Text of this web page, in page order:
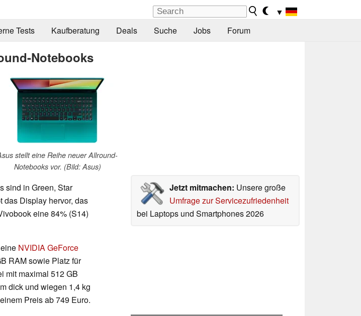
▼
Tests Kaufberatung Deals Suche Jobs Forum
Notebooks
stellt eine Reihe neuer Allround-
Notebooks vor. (Bild: Asus)
Jetzt mitmachen: Unsere große
Umfrage zur Servicezufriedenheit
bei Laptops und Smartphones 2026
sind in Green, Star
das Display hervor, das
eine 84% (S14)
NVIDIA GeForce
RAM sowie Platz für
mit maximal 512 GB
dick und wiegen 1,4 kg
Preis ab 749 Euro.